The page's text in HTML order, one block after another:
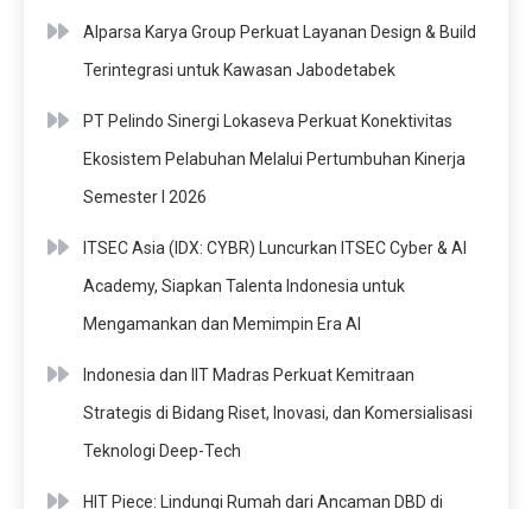
Alparsa Karya Group Perkuat Layanan Design & Build
Terintegrasi untuk Kawasan Jabodetabek
PT Pelindo Sinergi Lokaseva Perkuat Konektivitas
Ekosistem Pelabuhan Melalui Pertumbuhan Kinerja
Semester I 2026
ITSEC Asia (IDX: CYBR) Luncurkan ITSEC Cyber & AI
Academy, Siapkan Talenta Indonesia untuk
Mengamankan dan Memimpin Era AI
Indonesia dan IIT Madras Perkuat Kemitraan
Strategis di Bidang Riset, Inovasi, dan Komersialisasi
Teknologi Deep-Tech
HIT Piece: Lindungi Rumah dari Ancaman DBD di